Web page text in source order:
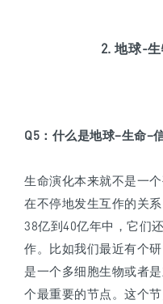
2. 地球-
Q5 ： 什么是地球–生命–
生命演化本来就不是一
在不停地发生互作的关
38亿到40亿年中，它们
作。比如我们最近有个
是一个多细胞生物或者
个最重要的节点。这个